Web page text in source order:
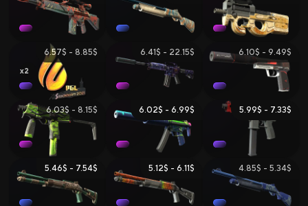
2
6.57$ - 8.85$ 6.41$ - 22.15$ 6.10$ - 9.49$
6.03$ - 8.15$ 6.02$ - 6.99$ 5.99$ - 7.33$
5.46$ - 7.54$ 5.12$ - 6.11$ 4.85$ - 5.34$